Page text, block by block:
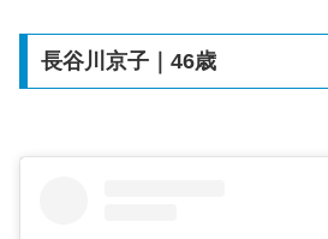
長谷川京子｜46歳